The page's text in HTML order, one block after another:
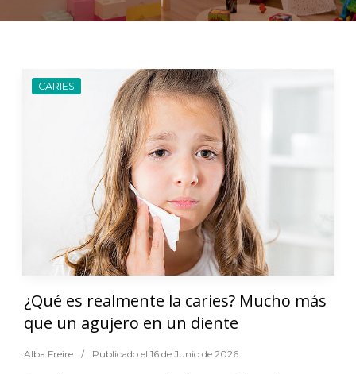
CARIES
¿Qué es realmente la caries? Mucho más
que un agujero en un diente
Alba Freire / Publicado el 16 de Junio de 2026